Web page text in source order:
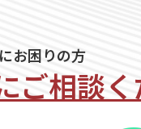
お困りの方
ご相談